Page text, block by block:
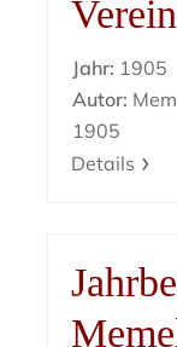
Jahr: 1905
Autor:
1905
Details